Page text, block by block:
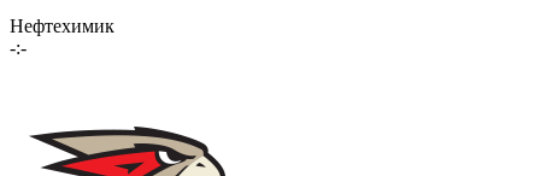
Нефтехимик
-:-